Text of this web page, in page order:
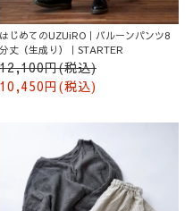
はじめてのUZUiRO｜バルーンパンツ8
分丈（生成り）｜STARTER
12,100円(税込)
10,450円(税込)